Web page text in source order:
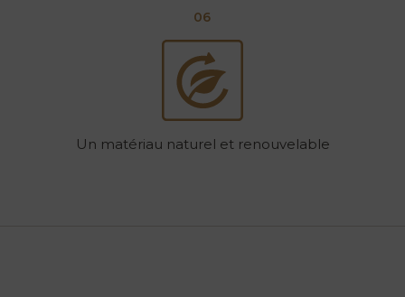
06
Un matériau naturel et renouvelable